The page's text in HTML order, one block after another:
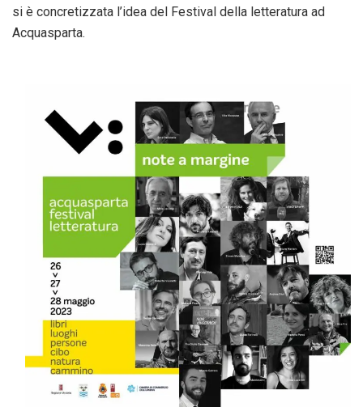
si è concretizzata l’idea del Festival della letteratura ad
Acquasparta.